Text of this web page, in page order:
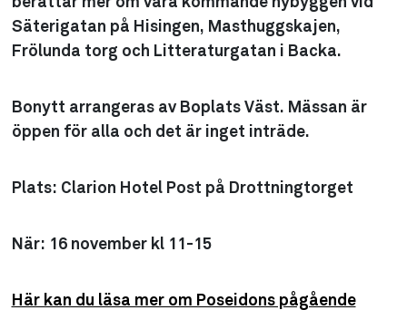
Säterigatan på Hisingen, Masthuggskajen,
Frölunda torg och Litteraturgatan i Backa.
Bonytt arrangeras av Boplats Väst. Mässan är
öppen för alla och det är inget inträde.
Plats: Clarion Hotel Post på Drottningtorget
När: 16 november kl 11-15
Här kan du läsa mer om Poseidons pågående